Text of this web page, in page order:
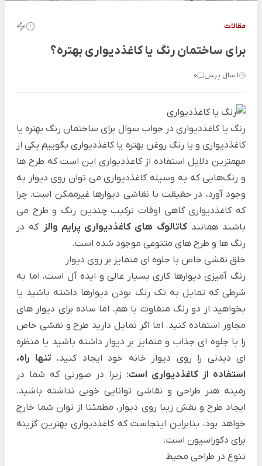
مقالات
برای ساختمان رنگ یا کاغذدیواری بهتره؟
1 سال پیش 0
رنگ یا کاغذدیواری در جواب سوال برای ساختمان رنگ بهتره یا
کاغذدیواری و یا رنگ روغن بهتره یا کاغذدیواری بگوییم یکی از
مهمترین دلایل استفاده از کاغذدیواری این است که طرح ها
و رنگ‌هایی که به وسیله کاغذدیواری می توان روی دیوار به
وجود آورد، در حقیقت با نقاشی دیوارها غیرممکن است. چرا
که کاغذدیواری گاهی اوقات ترکیب چندین رنگ و طرح می
باشند همانندکاتالوگ های کاغذدیواری پرایم والز که در
رنگ ها و طرح های متنوعی موجود شده است.
خلق نقشی خاص با جلوه ای متمایز بر روی دیوار
رنگ آمیزی دیوارها کاری بسیار عالی و ایده آل است، اما به
شرطی که تمایل به تک رنگ بودن دیوارها داشته باشید یا
بخواهید از دو رنگ متفاوت با هم، اما ساده برای دیوار های
مجاور استفاده کنید. اما اگر تمایل دارید طرح و نقشی خاص
را با جلوه ای جذاب و متمایز بر دیوار داشته باشید یا منظره
ای دیدنی را روی دیوار خانه خود ایجاد کنید، تنها راه،
استفاده از کاغذدیواری است؛ زیرا در صورتی که شما در
زمینه هنر طراحی و نقاشی توانایی خوبی نداشته باشید،
ایجاد طرح و نقش زیبا روی دیوار، مطمئنا از توان شما خارج
خواهد بود، بنابراین اینجاست که کاغذدیواری بهترین گزینه
برای دکوراسیون است.
تنوع در طراحی محیط